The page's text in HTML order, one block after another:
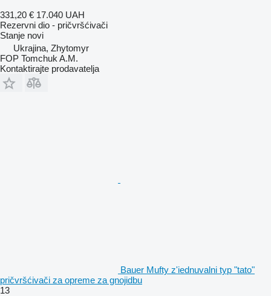
331,20 € 17.040 UAH
Rezervni dio - pričvršćivači
Stanje novi
Ukrajina, Zhytomyr
FOP Tomchuk A.M.
Kontaktirajte prodavatelja
Bauer Mufty z'iednuvalni typ "tato"
pričvršćivači za opremе za gnojidbu
13